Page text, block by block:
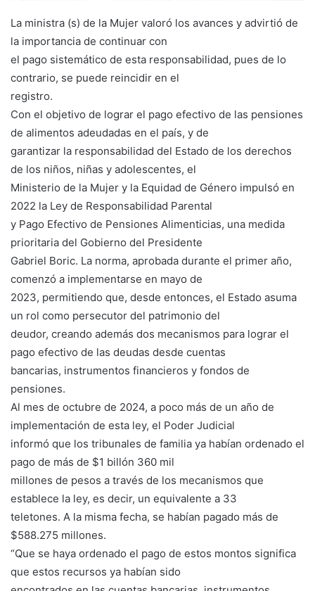
La ministra (s) de la Mujer valoró los avances y advirtió de
la importancia de continuar con
el pago sistemático de esta responsabilidad, pues de lo
contrario, se puede reincidir en el
registro.
Con el objetivo de lograr el pago efectivo de las pensiones
de alimentos adeudadas en el país, y de
garantizar la responsabilidad del Estado de los derechos
de los niños, niñas y adolescentes, el
Ministerio de la Mujer y la Equidad de Género impulsó en
2022 la Ley de Responsabilidad Parental
y Pago Efectivo de Pensiones Alimenticias, una medida
prioritaria del Gobierno del Presidente
Gabriel Boric. La norma, aprobada durante el primer año,
comenzó a implementarse en mayo de
2023, permitiendo que, desde entonces, el Estado asuma
un rol como persecutor del patrimonio del
deudor, creando además dos mecanismos para lograr el
pago efectivo de las deudas desde cuentas
bancarias, instrumentos financieros y fondos de
pensiones.
Al mes de octubre de 2024, a poco más de un año de
implementación de esta ley, el Poder Judicial
informó que los tribunales de familia ya habían ordenado el
pago de más de $1 billón 360 mil
millones de pesos a través de los mecanismos que
establece la ley, es decir, un equivalente a 33
teletones. A la misma fecha, se habían pagado más de
$588.275 millones.
“Que se haya ordenado el pago de estos montos significa
que estos recursos ya habían sido